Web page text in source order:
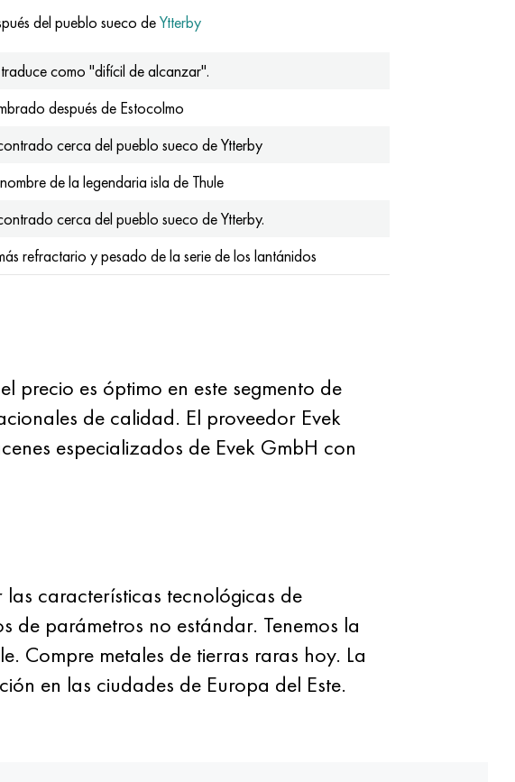
del pueblo sueco deYtterby
como "difícil de alcanzar".
después de Estocolmo
cerca del pueblo sueco de Ytterby
de la legendaria isla de Thule
cerca del pueblo sueco de Ytterby.
refractario y pesado de la serie de los lantánidos
precio es óptimo en este segmento de
de calidad. El proveedor Evek
especializados de Evek GmbH con
características tecnológicas de
de parámetros no estándar. Tenemos la
Compre metales de tierras raras hoy. La
en las ciudades de Europa del Este.